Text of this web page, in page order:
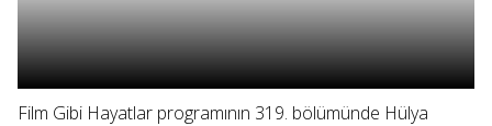
Film Gibi Hayatlar programının 319. bölümünde Hülya